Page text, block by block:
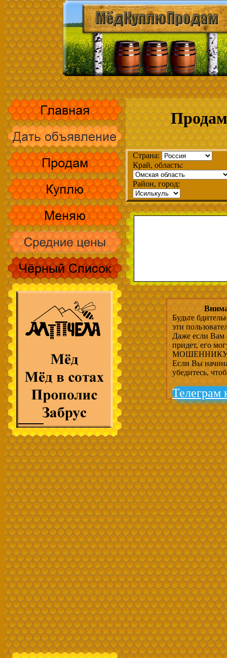
Страна:
Край, область:
Район, город:
Будьте
эти
Даже если Вам
придет, его
МОШЕННИКУ,
Если Вы
убедитесь,
Телеграм